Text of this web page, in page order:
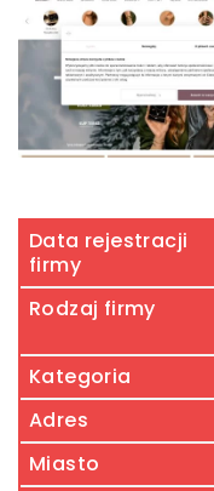
Data rejestracji
firmy
Rodzaj firmy
Kategoria
Adres
Miasto